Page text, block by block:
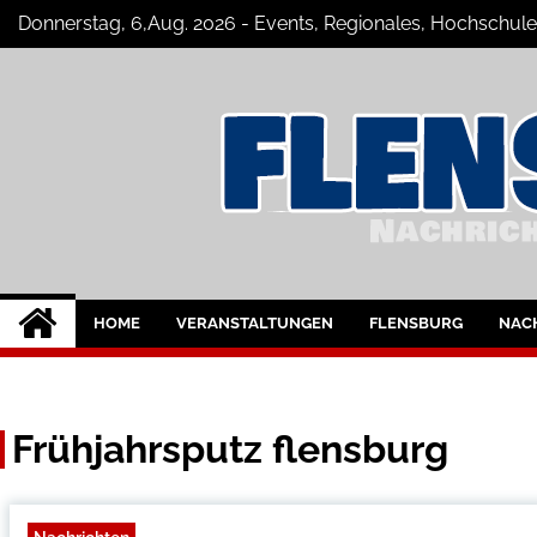
SkipDonnerstag, 6,Aug. 2026 - Events, Regionales,
Flensburg-Szene
Nachrichten für Flensburg und
HOME VERANSTALTUNGEN FLENSBURG
Frühjahrsputz flensburg